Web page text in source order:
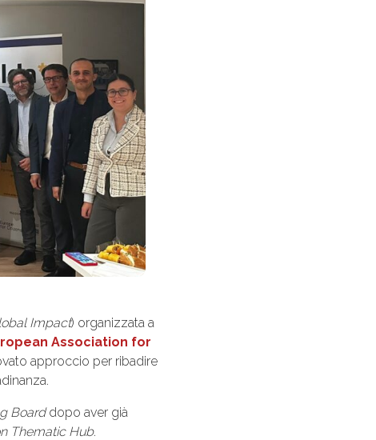
Impact) organizzata a
Association for
approccio per ribadire
Boarddopo aver già
Thematic Hub.